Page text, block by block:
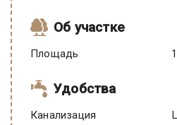
Об участке
Площадь
Удобства
Канализация